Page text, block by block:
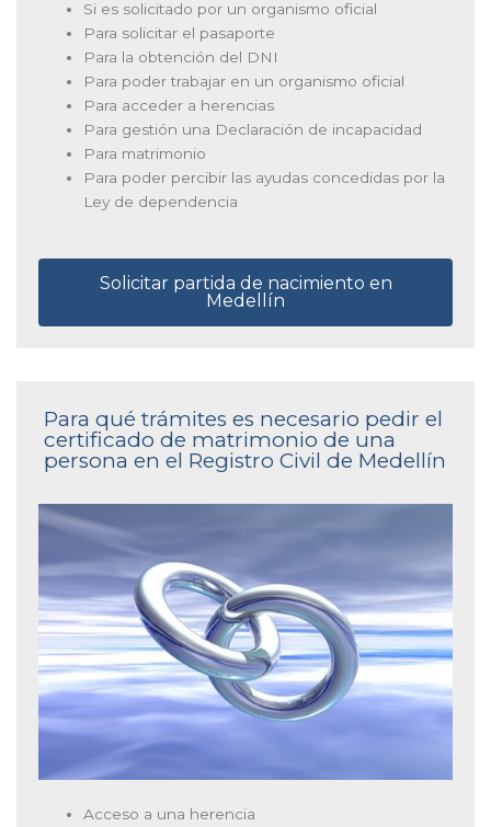
Si es solicitado por un organismo oficial
Para solicitar el pasaporte
Para la obtención del DNI
Para poder trabajar en un organismo oficial
Para acceder a herencias
Para gestión una Declaración de incapacidad
Para matrimonio
Para poder percibir las ayudas concedidas por la
Ley de dependencia
Solicitar partida de nacimiento en
Medellín
Para qué trámites es necesario pedir el
certificado de matrimonio de una
persona en el Registro Civil de Medellín
Acceso a una herencia